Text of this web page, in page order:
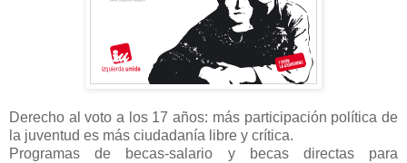
Derecho al voto a los 17 años: más participación política de
la juventud es más ciudadanía libre y crítica.
Programas de becas-salario y becas directas para